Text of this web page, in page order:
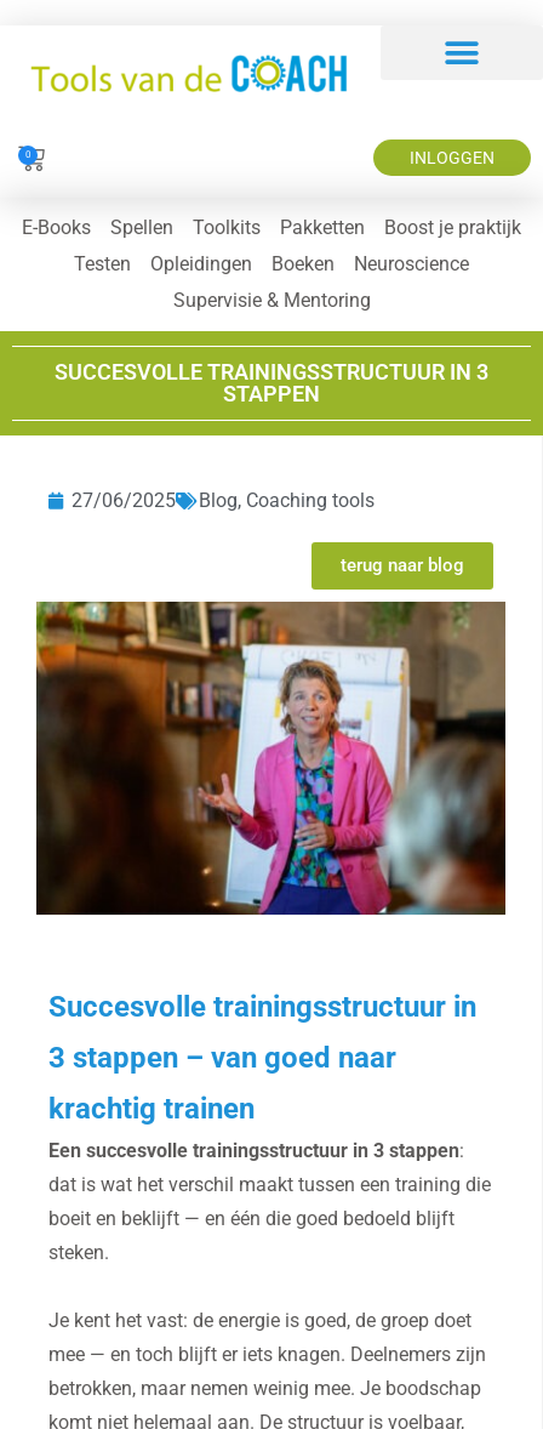
0 INLOGGEN
E-Books Spellen Toolkits Pakketten
Boost je praktijk
Testen
Opleidingen Boeken
Neuroscience
Supervisie & Mentoring
SUCCESVOLLE TRAININGSSTRUCTUUR IN 3
STAPPEN
27/06/2025 Blog, Coaching tools
terug naar blog
Succesvolle trainingsstructuur in
3 stappen – van goed naar
krachtig trainen
Een succesvolle trainingsstructuur in 3 stappen:
dat is wat het verschil maakt tussen een training die
boeit en beklijft — en één die goed bedoeld blijft
steken.
Je kent het vast: de energie is goed, de groep doet
mee — en toch blijft er iets knagen. Deelnemers zijn
betrokken, maar nemen weinig mee. Je boodschap
komt niet helemaal aan. De structuur is voelbaar,